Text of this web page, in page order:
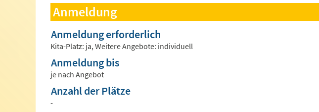
Anmeldung
Anmeldung erforderlich
Kita-Platz: ja, Weitere Angebote: individuell
Anmeldung bis
je nach Angebot
Anzahl der Plätze
-